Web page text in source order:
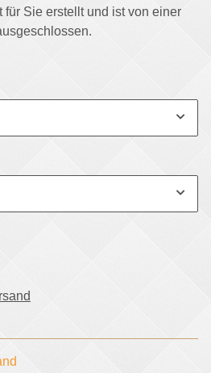
Sie erstellt und ist von einer